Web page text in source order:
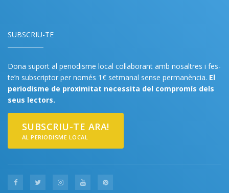
SUBSCRIU-TE
Dona suport al periodisme local col·laborant amb nosaltres i fes-
te’n subscriptor per només 1€ setmanal sense permanència. El
periodisme de proximitat necessita del compromís dels
seus lectors.
SUBSCRIU-TE ARA!
AL PERIODISME LOCAL